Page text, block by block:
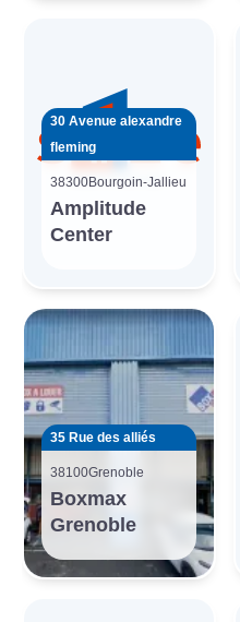
30 Avenue alexandre
fleming
38300Bourgoin-Jallieu
Amplitude
Center
35 Rue des alliés
38100Grenoble
Boxmax
Grenoble